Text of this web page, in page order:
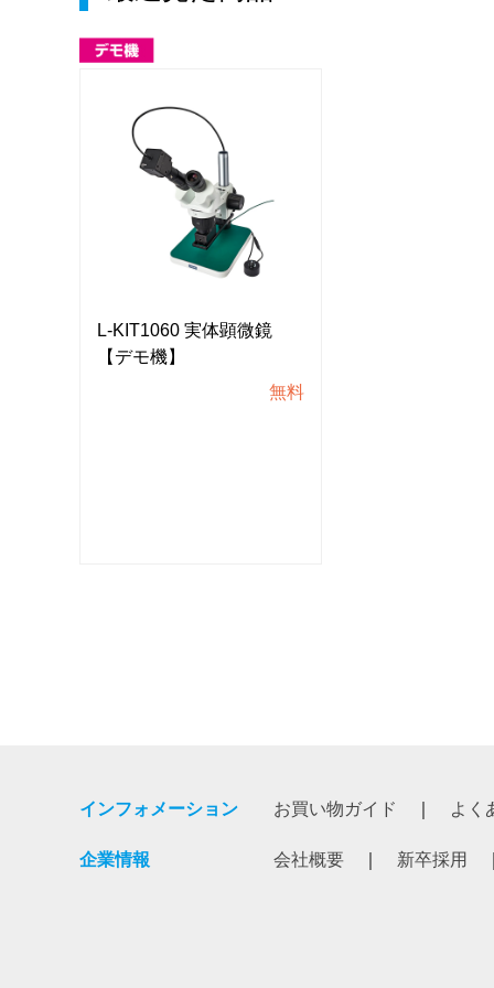
L-KIT1060 実体顕微鏡
【デモ機】
無料
インフォメーション お買い物ガイド よく
企業情報 会社概要 新卒採用